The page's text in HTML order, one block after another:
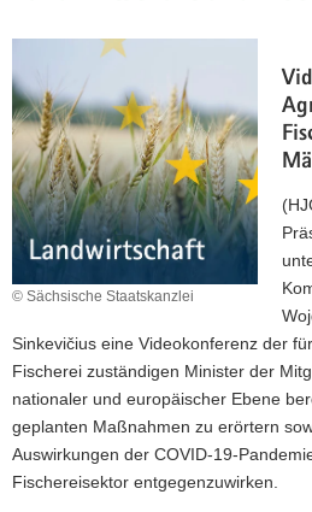
© Sächsische Staatskanzlei
Sinkevičius eine Videokonferenz der
Fischerei zuständigen Minister der
nationaler und europäischer Ebene
geplanten Maßnahmen zu erörtern
Auswirkungen der COVID-19-
Fischereisektor entgegenzuwirken.